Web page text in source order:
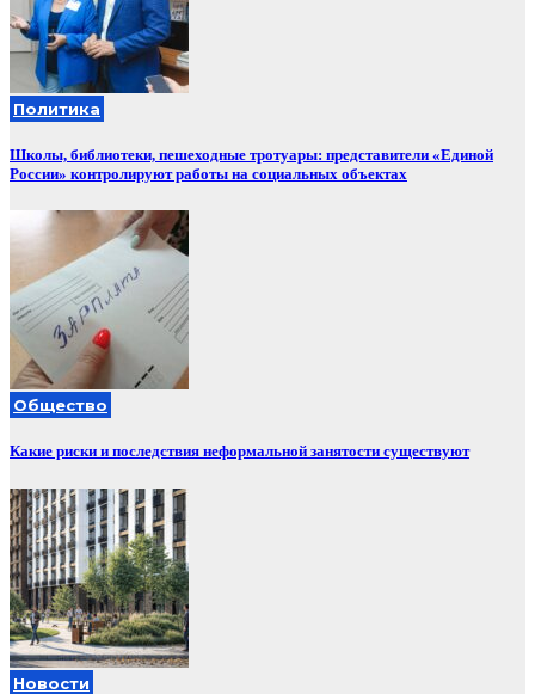
Политика
Школы, библиотеки, пешеходные тротуары: представители «Единой
России» контролируют работы на социальных объектах
Общество
Какие риски и последствия неформальной занятости существуют
Новости